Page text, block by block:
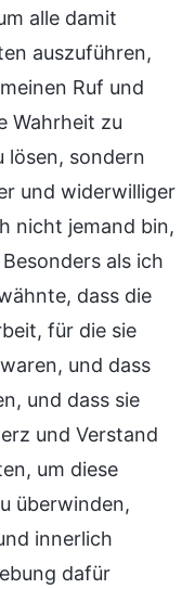
alle damit
auszuführen,
Ruf und
Wahrheit zu
lösen, sondern
und widerwilliger
nicht jemand bin,
als ich
dass die
für die sie
und dass
und dass sie
und Verstand
um diese
überwinden,
innerlich
dafür